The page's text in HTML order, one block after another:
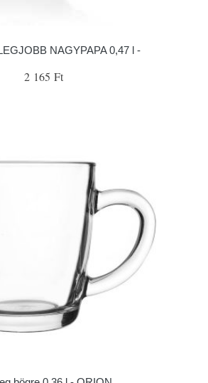
NAGYPAPA 0,47 l -
2 165 Ft